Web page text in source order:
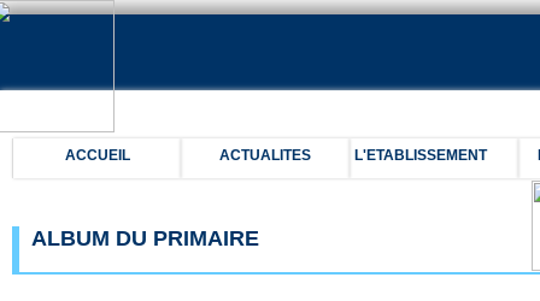
ACCUEIL ACTUALITES L'ETABLISSEMENT
ALBUM DU PRIMAIRE